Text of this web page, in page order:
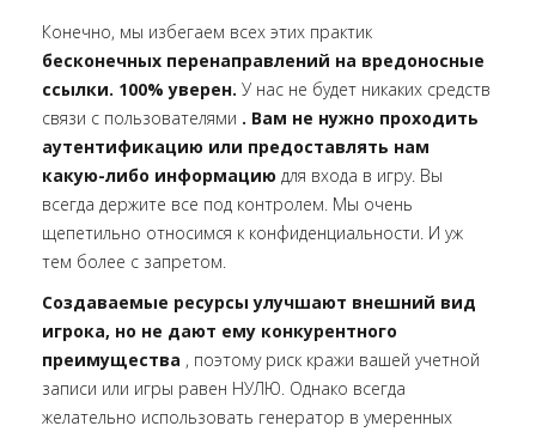
Конечно, мы избегаем всех этих практик
бесконечных перенаправлений на вредоносные
ссылки. 100% уверен. У нас не будет никаких средств
связи с пользователями . Вам не нужно проходить
аутентификацию или предоставлять нам
какую-либо информацию для входа в игру. Вы
всегда держите все под контролем. Мы очень
щепетильно относимся к конфиденциальности. И уж
тем более с запретом.
Создаваемые ресурсы улучшают внешний вид
игрока, но не дают ему конкурентного
преимущества , поэтому риск кражи вашей учетной
записи или игры равен НУЛЮ. Однако всегда
желательно использовать генератор в умеренных